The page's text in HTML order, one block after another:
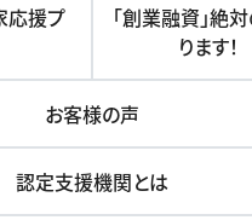
応援プ
「創業融資」絶
ります
お客様の声
認定支援機関とは